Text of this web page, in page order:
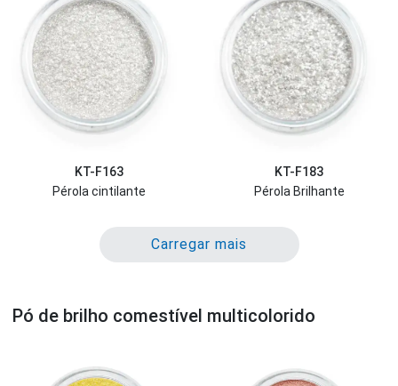
KT-F163
Pérola cintilante
KT-F183
Pérola Brilhante
Carregar mais
Pó de brilho comestível multicolorido